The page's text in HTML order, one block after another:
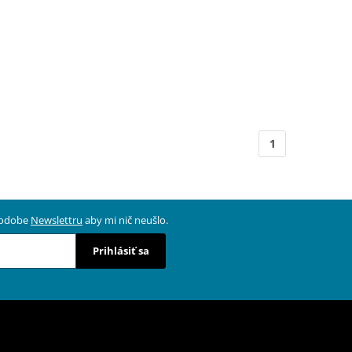
1
Newslettru aby mi nič neušlo.
Prihlásiť sa